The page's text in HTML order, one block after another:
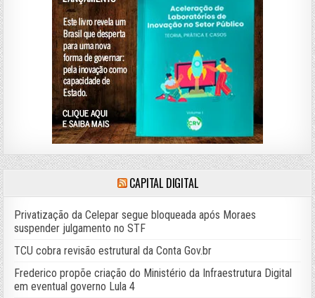
CAPITAL DIGITAL
Privatização da Celepar segue bloqueada após Moraes
suspender julgamento no STF
TCU cobra revisão estrutural da Conta Gov.br
Frederico propõe criação do Ministério da Infraestrutura Digital
em eventual governo Lula 4